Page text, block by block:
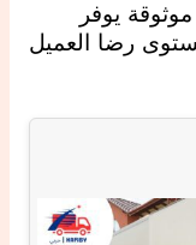
يوفر
رضا العميل